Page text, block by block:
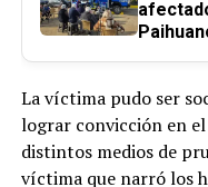
La víctima pudo ser
lograr convicción en
distintos medios de
víctima que narró los